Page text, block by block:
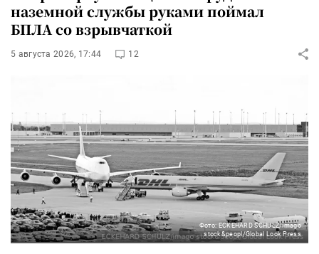
наземной службы руками поймал
БПЛА со взрывчаткой
5 августа 2026, 17:44 12
Фото: ECKEHARD SCHULZ/imago
stock&peopl/Global Look Press